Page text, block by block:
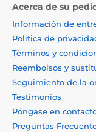
Acerca de su
Información de
Política de
Términos y
Reembolsos y
Seguimiento de la
Testimonios
Póngase en
Preguntas